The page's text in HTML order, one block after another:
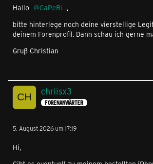
Hallo CaPeRi ,
bitte hinterlege noch deine vierstellige
deinem Forenprofil. Dann schau ich gerne
Gruß Christian
chriisx3
FORENANWÄRTER
5. August 2026 um 17:19
Hi,